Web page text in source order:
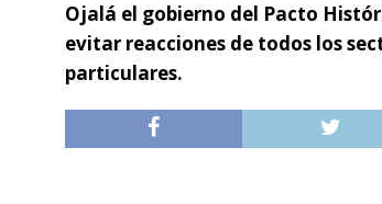
Ojalá el gobierno del Pacto
evitar reacciones de todos los
particulares.